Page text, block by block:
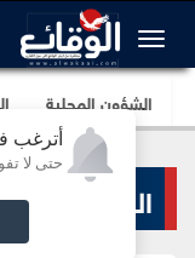
أترغب
حتى لا
الشؤون المحلية
البنوك و